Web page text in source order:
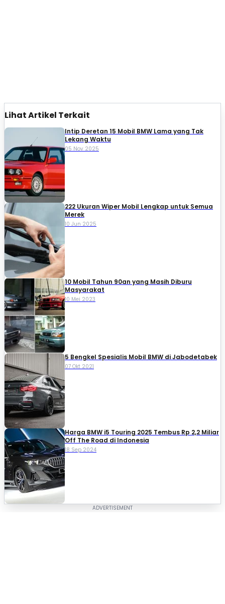
Lihat Artikel Terkait
Intip Deretan 15 Mobil BMW Lama yang Tak
Lekang Waktu
05 Nov 2025
222 Ukuran Wiper Mobil Lengkap untuk Semua
Merek
10 Jun 2025
10 Mobil Tahun 90an yang Masih Diburu
Masyarakat
10 Mei 2023
5 Bengkel Spesialis Mobil BMW di Jabodetabek
07 Okt 2021
Harga BMW i5 Touring 2025 Tembus Rp 2,2 Miliar
Off The Road di Indonesia
18 Sep 2024